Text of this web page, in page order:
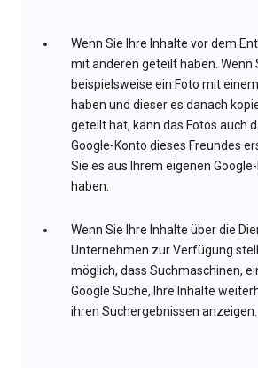
Wenn Sie Ihre Inhalte vor dem
mit anderen geteilt haben. Wenn
beispielsweise ein Foto mit
haben und dieser es danach
geteilt hat, kann das Fotos auch
Google-Konto dieses Freundes
Sie es aus Ihrem eigenen
haben.
Wenn Sie Ihre Inhalte über die
Unternehmen zur Verfügung
möglich, dass Suchmaschinen,
Google Suche, Ihre Inhalte
ihren Suchergebnissen anzeigen.